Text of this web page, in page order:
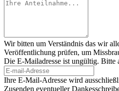
Wir bitten um Verständnis das wir
Veröffentlichung prüfen, um
Die E-Mailadresse ist ungültig. Bitte
Ihre E-Mail-Adresse wird
Zusenden eventueller